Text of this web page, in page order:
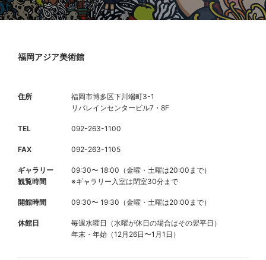
福岡アジア美術館
住所
福岡市博多区下川端町3-1
リバレインセンタービル7・8F
TEL 092-263-1100
FAX 092-263-1105
ギャラリー
観覧時間
09:30〜 18:00（金曜・土曜は20:00まで）
※ギャラリー入室は閉室30分まで
開館時間 09:30〜 19:30（金曜・土曜は20:00まで）
休館日
毎週水曜日（水曜が休日の場合はその翌平日）
年末・年始（12月26日〜1月1日）